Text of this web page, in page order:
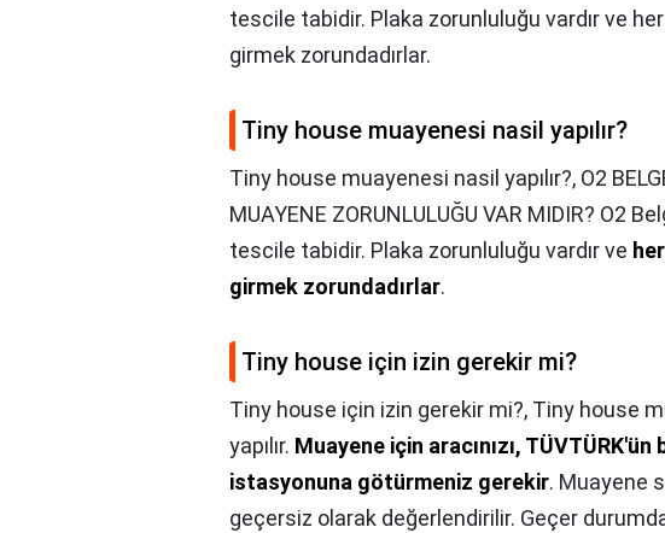
tescile tabidir. Plaka zorunluluğu vardır ve
girmek zorundadırlar.
Tiny house muayenesi nasil yapılır?
Tiny house muayenesi nasil yapılır?, O2
MUAYENE ZORUNLULUĞU VAR MIDIR? O2
tescile tabidir. Plaka zorunluluğu vardır ve
girmek zorundadırlar.
Tiny house için izin gerekir mi?
Tiny house için izin gerekir mi?, Tiny house
yapılır. Muayene için aracınızı,
istasyonuna götürmeniz gerekir. Muayene
geçersiz olarak değerlendirilir. Geçer